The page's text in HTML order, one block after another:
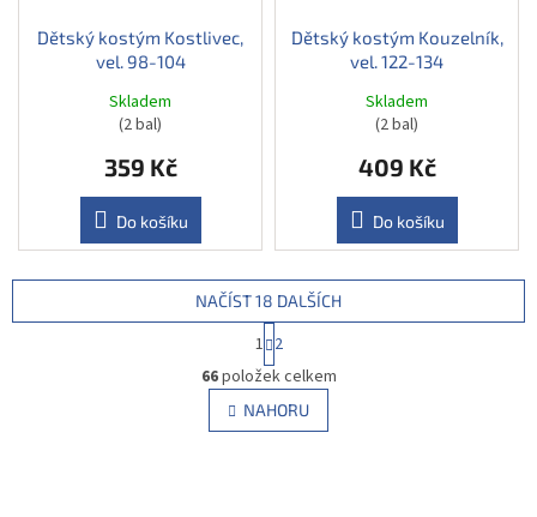
Dětský kostým Kostlivec,
vel. 98-104
Skladem
(2 bal)
359 Kč
Do košíku
Dětský kostým Kouzelník,
vel. 122-134
Skladem
(2 bal)
409 Kč
Do košíku
O
v
l
á
NAČÍST 18 DALŠÍCH
t
r
á
n
k
1 2
66položek celkem
NAHORU